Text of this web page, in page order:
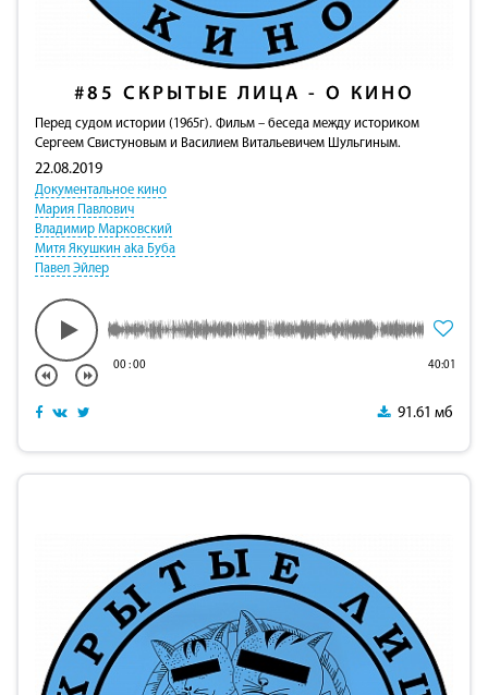
#85 СКРЫТЫЕ ЛИЦА - О КИНО
Перед судом истории (1965г). Фильм – беседа между историком
Сергеем Свистуновым и Василием Витальевичем Шульгиным.
22.08.2019
Документальное кино
Мария Павлович
Владимир Марковский
Митя Якушкин aka Буба
Павел Эйлер
00:00 40:01
91.61 мб